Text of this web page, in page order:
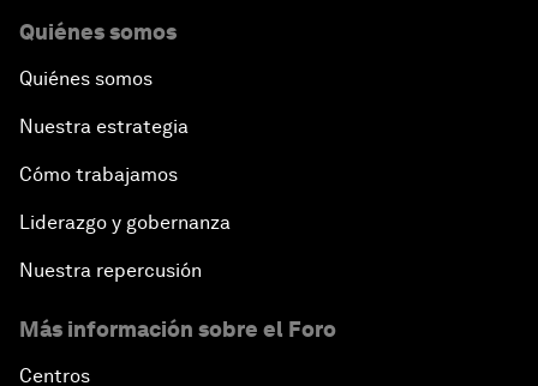
Quiénes somos
Quiénes somos
Nuestra estrategia
Cómo trabajamos
Liderazgo y gobernanza
Nuestra repercusión
Más información sobre el Foro
Centros